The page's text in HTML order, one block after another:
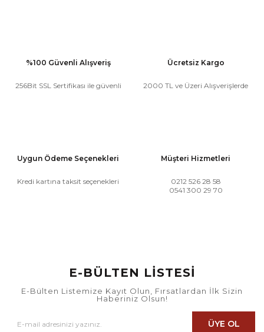
%100 Güvenli Alışveriş
256Bit SSL Sertifikası ile güvenli
Ücretsiz Kargo
2000 TL ve Üzeri Alışverişlerde
Uygun Ödeme Seçenekleri
Kredi kartına taksit seçenekleri
Müşteri Hizmetleri
0212 526 28 58
0541 300 29 70
E-BÜLTEN LİSTESİ
E-Bülten Listemize Kayıt Olun, Fırsatlardan İlk Sizin
Haberiniz Olsun!
ÜYE OL